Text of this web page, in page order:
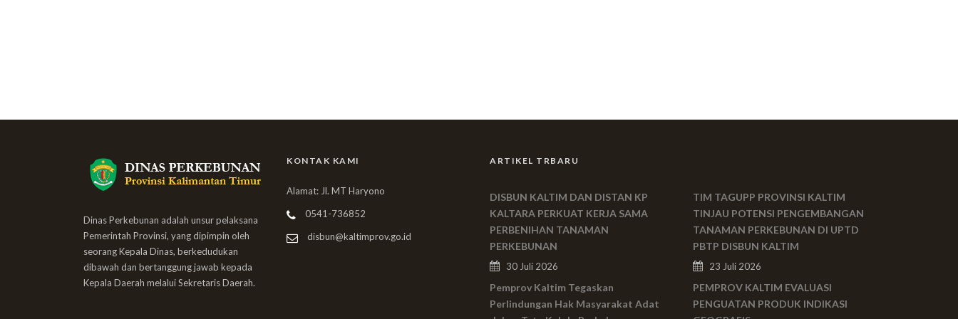
Dinas Perkebunan adalah unsur pelaksana
Pemerintah Provinsi, yang dipimpin oleh
seorang Kepala Dinas, berkedudukan
dibawah dan bertanggung jawab kepada
Kepala Daerah melalui Sekretaris Daerah.
KONTAK KAMI
Alamat: Jl. MT Haryono
0541-736852
disbun@kaltimprov.go.id
ARTIKEL TRBARU
DISBUN KALTIM DAN DISTAN KP
KALTARA PERKUAT KERJA SAMA
PERBENIHAN TANAMAN
PERKEBUNAN
30 Juli 2026
Pemprov Kaltim Tegaskan
Perlindungan Hak Masyarakat Adat
TIM TAGUPP PROVINSI KALTIM
TINJAU POTENSI PENGEMBANGAN
TANAMAN PERKEBUNAN DI UPTD
PBTP DISBUN KALTIM
23 Juli 2026
PEMPROV KALTIM EVALUASI
PENGUATAN PRODUK INDIKASI